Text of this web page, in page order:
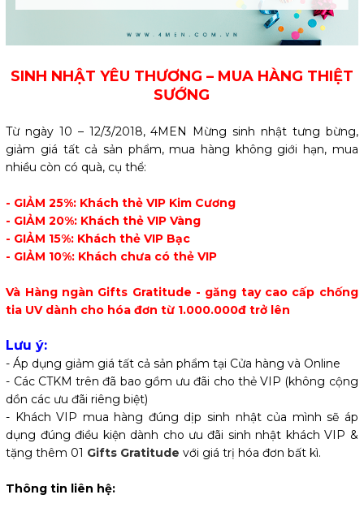
SINH NHẬT YÊU THƯƠNG – MUA HÀNG THIỆT
SƯỚNG
Từ ngày 10 – 12/3/2018, 4MEN Mừng sinh nhật tưng bừng,
giảm giá tất cả sản phẩm, mua hàng không giới hạn, mua
nhiều còn có quà, cụ thể:
- GIẢM 25%: Khách thẻ VIP Kim Cương
- GIẢM 20%: Khách thẻ VIP Vàng
- GIẢM 15%: Khách thẻ VIP Bạc
- GIẢM 10%: Khách chưa có thẻ VIP
Và Hàng ngàn Gifts Gratitude - găng tay cao cấp chống
tia UV dành cho hóa đơn từ 1.000.000đ trở lên
Lưu ý:
- Áp dụng giảm giá tất cả sản phẩm tại Cửa hàng và Online
- Các CTKM trên đã bao gồm ưu đãi cho thẻ VIP (không cộng
dồn các ưu đãi riêng biệt)
- Khách VIP mua hàng đúng dịp sinh nhật của mình sẽ áp
dụng đúng điều kiện dành cho ưu đãi sinh nhật khách VIP &
tặng thêm 01 Gifts Gratitude với giá trị hóa đơn bất kì.
Thông tin liên hệ: